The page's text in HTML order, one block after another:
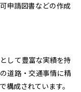
申請図書などの作成
して豊富な実績を持
道路・交通事情に精
構成されています。